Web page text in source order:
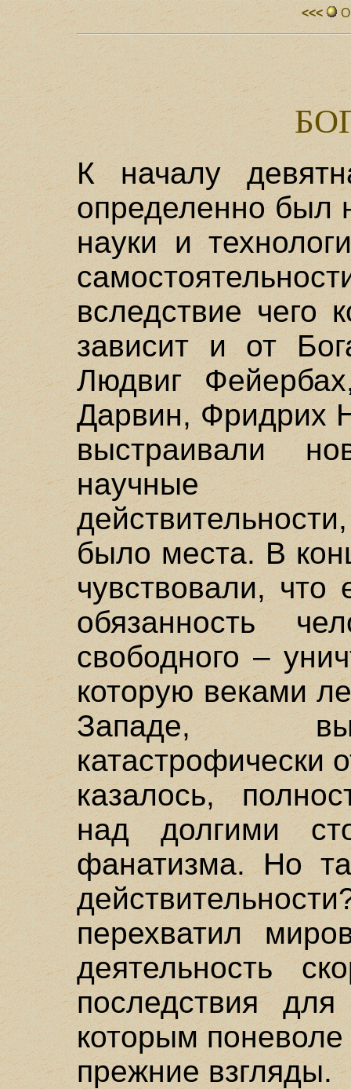
<<<
К началу
определенно был
науки и
вследствие чего
зависит и от
Людвиг
Дарвин, Фридрих
выстраивали
научные
было места. В
чувствовали,
обязанность
свободного –
которую веками
Западе,
катастрофически
казалось,
над долгими
фанатизма. Но
перехватил
деятельность
последствия
которым поневоле
прежние взгляды.